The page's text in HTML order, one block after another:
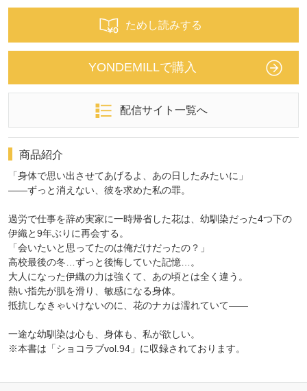
ためし読みする
YONDEMILLで購入
配信サイト一覧へ
商品紹介
「身体で思い出させてあげるよ、あの日したみたいに」
――ずっと消えない、彼を求めた私の罪。
過労で仕事を辞め実家に一時帰省した花は、幼馴染だった4つ下の
伊織と9年ぶりに再会する。
「会いたいと思ってたのは俺だけだったの？」
高校最後の冬…ずっと後悔していた記憶…。
大人になった伊織の力は強くて、あの頃とは全く違う。
熱い指先が肌を滑り、敏感になる身体。
抵抗しなきゃいけないのに、花のナカは濡れていて――
一途な幼馴染は心も、身体も、私が欲しい。
※本書は「ショコラブvol.94」に収録されております。